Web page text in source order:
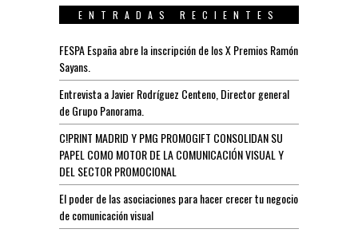
ENTRADAS RECIENTES
FESPA España abre la inscripción de los X Premios Ramón
Sayans.
Entrevista a Javier Rodríguez Centeno, Director general
de Grupo Panorama.
C!PRINT MADRID Y PMG PROMOGIFT CONSOLIDAN SU
PAPEL COMO MOTOR DE LA COMUNICACIÓN VISUAL Y
DEL SECTOR PROMOCIONAL
El poder de las asociaciones para hacer crecer tu negocio
de comunicación visual